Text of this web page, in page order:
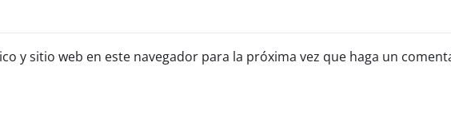
y sitio web en este navegador para la próxima vez que haga un